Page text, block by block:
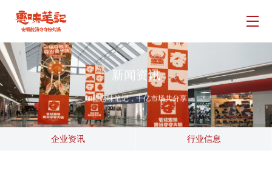
新闻资讯
加盟恋味笔记，千亿市场共分享
品牌介绍
门店展示
招商加盟
新闻资讯
企业资讯 行业信息